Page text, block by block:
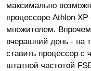
максимально
процессоре Athlon
множителем.
вчерашний день - на
ставить процессор с
штатной частотой